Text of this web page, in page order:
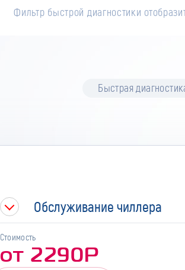
Фильтр быстрой диагностики
Быстрая
Обслуживание чиллера
Стоимость
от 2290Р